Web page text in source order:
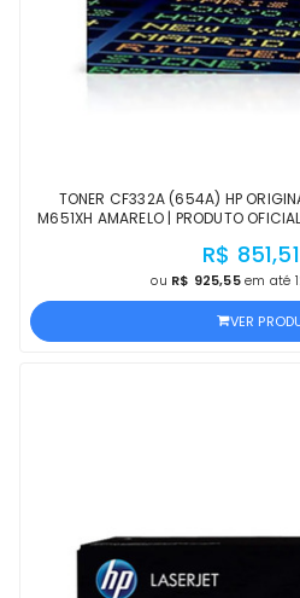
TONER CF332A (654A) HP
M651XH AMARELO | PRODUTO
R$ 851,51
ou R$ 925,55em até
VER